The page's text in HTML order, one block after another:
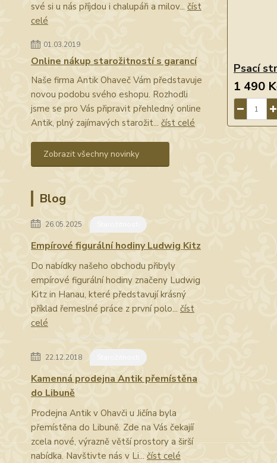
své si u nás příjdou i chalupáři a milov... číst
celé
01.03.2019
Online nákup starožitností s garancí
Naše firma Antik Ohaveč Vám představuje
novou podobu svého eshopu. Rozhodli
jsme se pro Vás připravit přehledný online
Antik, plný zajímavých starožit... číst celé
Zobrazit všechny novinky
Blog
26.05.2025
Empírové figurální hodiny Ludwig Kitz
Do nabídky našeho obchodu přibyly
empírové figurální hodiny značeny Ludwig
Kitz in Hanau, které představují krásný
příklad řemeslné práce z první polo... číst
celé
22.12.2018
Kamenná prodejna Antik přemístěna
do Libuně
Prodejna Antik v Ohavči u Jičína byla
přemístěna do Libuně. Zde na Vás čekajíí
zcela nové, výrazně větší prostory a širší
nabídka. Navštivte nás v Li... číst celé
Psací
1 490